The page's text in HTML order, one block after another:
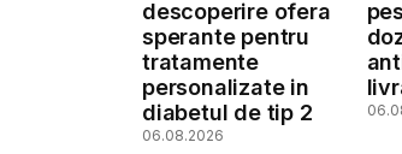
descoperire ofera
sperante pentru
tratamente
personalizate in
diabetul de tip 2
06.08.2026